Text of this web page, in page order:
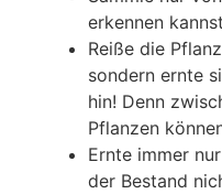
erkennen
Reiße die
sondern ernte
hin! Denn
Pflanzen
Ernte immer
der Bestand